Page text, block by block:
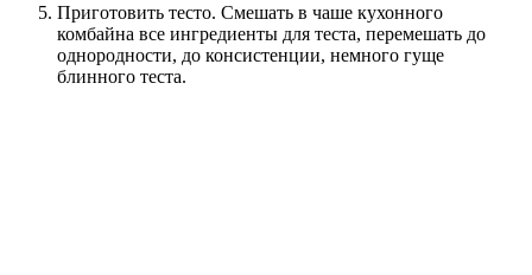
Приготовить тесто. Смешать в чаше кухонного
комбайна все ингредиенты для теста, перемешать до
однородности, до консистенции, немного гуще
блинного теста.